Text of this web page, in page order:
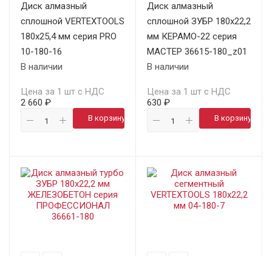
Диск алмазный
сплошной VERTEXTOOLS
180х25,4 мм серия PRO
10-180-16
В наличии
Цена за 1 шт с НДС
2 660 ₽
В корзину
Диск алмазный
сплошной ЗУБР 180х22,2
мм КЕРАМО-22 серия
МАСТЕР 36615-180_z01
В наличии
Цена за 1 шт с НДС
630 ₽
В корзину